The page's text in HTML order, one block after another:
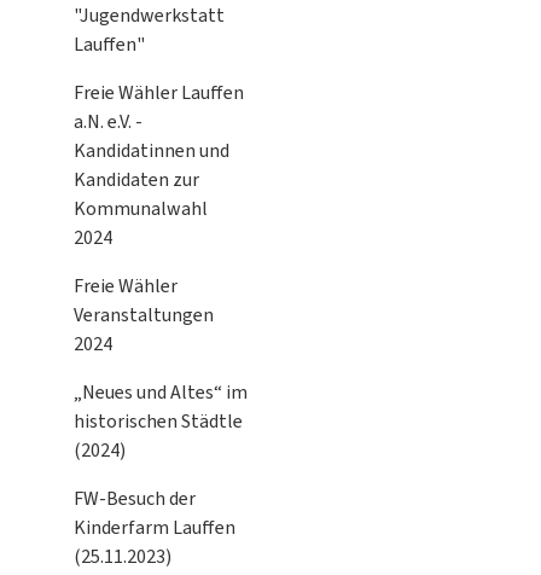
"Jugendwerkstatt
Lauffen"
Freie Wähler Lauffen
a.N. e.V. -
Kandidatinnen und
Kandidaten zur
Kommunalwahl
2024
Freie Wähler
Veranstaltungen
2024
„Neues und Altes“ im
historischen Städtle
(2024)
FW-Besuch der
Kinderfarm Lauffen
(25.11.2023)